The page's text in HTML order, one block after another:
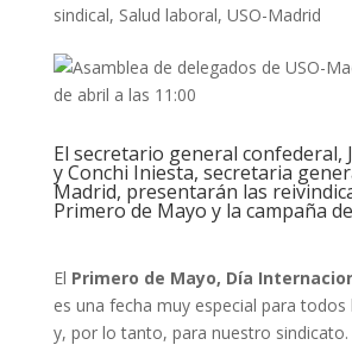
sindical, Salud laboral, USO-Madrid
El secretario general confederal,
y Conchi Iniesta, secretaria
Madrid, presentarán las
Primero de Mayo y la campaña
El Primero de Mayo, Día
es una fecha muy especial para
y, por lo tanto, para nuestro sindicato.